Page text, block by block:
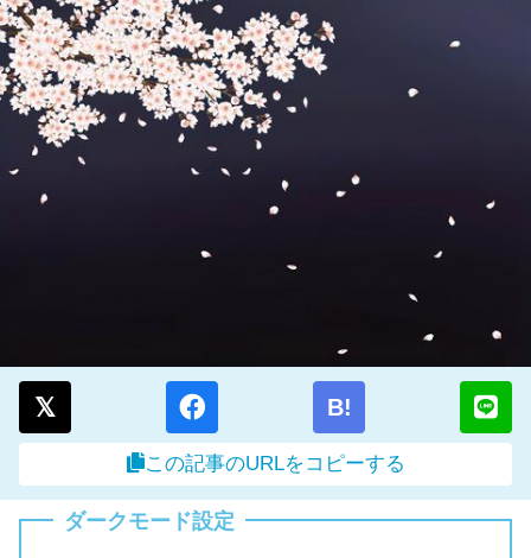
B!
この記事のURLをコピーする
ダークモード設定